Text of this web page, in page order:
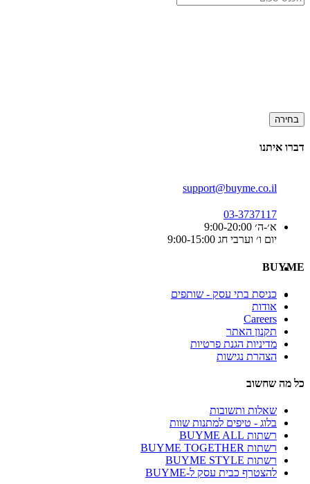
בחירה
דברו איתנו
support@buyme.co.il
03-3737117
א׳-ה׳ 9:00-20:00
יום ו׳ וערבי חג 9:00-15:00
BUYME
כניסת בתי עסק - שותפים
אודות
Careers
תקנון האתר
מדיניות הגנת פרטיות
הצהרת נגישות
כל מה שחשוב
שאלות ותשובות
בלוג - טיפים למתנות שוות
רשתות BUYME ALL
רשתות BUYME TOGETHER
רשתות BUYME STYLE
להצטרף כבית עסק ל-BUYME